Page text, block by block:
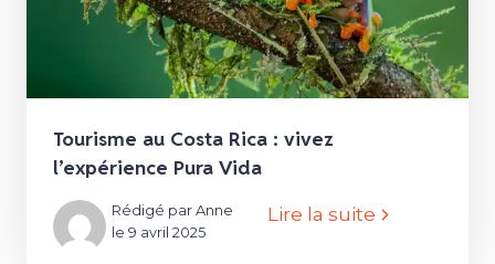
Tourisme au Costa Rica : vivez
l’expérience Pura Vida
Rédigé par Anne
le 9 avril 2025
Lire la suite